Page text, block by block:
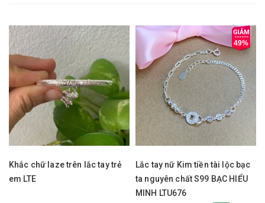
Khắc chữ laze trên lắc tay trẻ
em LTE
49%
Lắc tay nữ Kim tiền tài lộc bạc
ta nguyên chất S99 BẠC HIỂU
MINH LTU676